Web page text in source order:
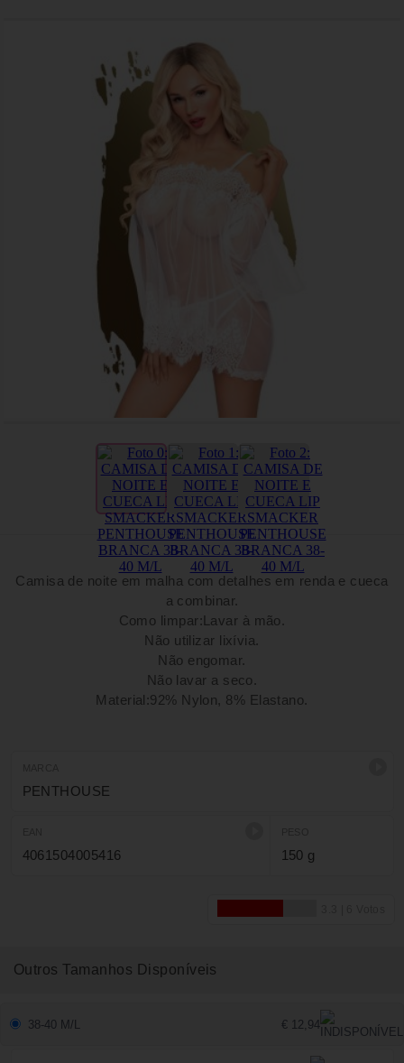
Camisa de noite em malha com detalhes em renda e cueca
a combinar.
Como limpar:Lavar à mão.
Não utilizar lixívia.
Não engomar.
Não lavar a seco.
Material:92% Nylon, 8% Elastano.
PENTHOUSE
4061504005416 150 g
Outros Tamanhos Disponíveis
38-40 M/L € 12,94